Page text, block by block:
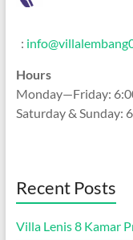
:
Hours
Monday—Friday:
Saturday & Sunday:
Recent Posts
Villa Lenis 8 Kamar